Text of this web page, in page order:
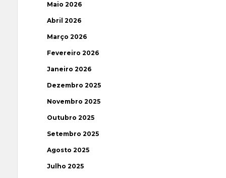
Maio 2026
Abril 2026
Março 2026
Fevereiro 2026
Janeiro 2026
Dezembro 2025
Novembro 2025
Outubro 2025
Setembro 2025
Agosto 2025
Julho 2025